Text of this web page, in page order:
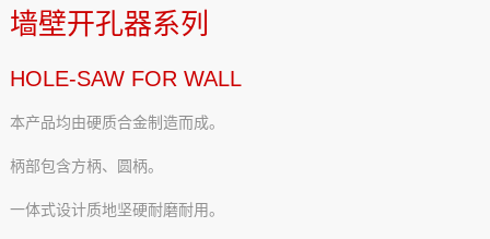
墙壁开孔器系列
HOLE-SAW FOR WALL
本产品均由硬质合金制造而成。
柄部包含方柄、圆柄。
一体式设计质地坚硬耐磨耐用。